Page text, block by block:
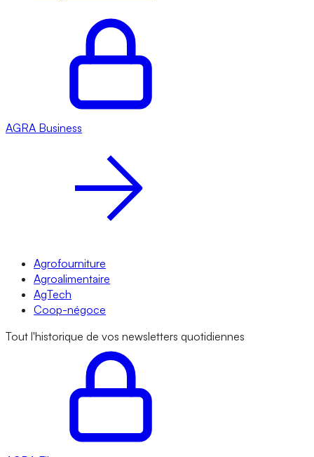
AGRA Business
Agrofourniture
Agroalimentaire
AgTech
Coop-négoce
Tout l'historique de vos newsletters quotidiennes